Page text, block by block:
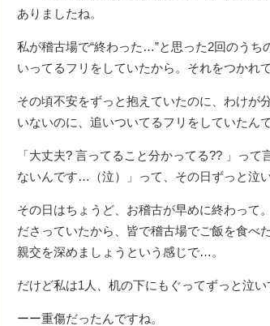
ありましたね。
私が稽古場で“終わった…”と思った2回のう
いってるフリをしていたから。それをつかれ
その頃不安をずっと抱えていたのに、わけが
いないのに、追いついてるフリをしていたんで
「大丈夫? 言ってること分かってる?? 」っ
ないんです…（泣）」って、その日ずっと泣い
その日はちょうど、お稽古が早めに終わって
ださっていたから、皆で稽古場でご飯を食べ
親交を深めましょうという感じで…。
だけど私は1人、机の下にもぐってずっと泣い
ーー重傷だったんですね。